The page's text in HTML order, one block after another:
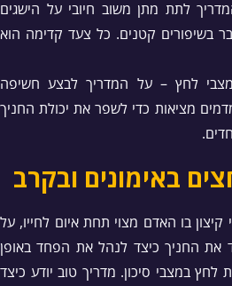
לתת מתן משוב חיובי על הישגים
בשיפורים קטנים. כל צעד קדימה הוא
לחץ – על המדריך לבצע חשיפה
מציאות כדי לשפר את יכולת החניך
באימונים ובקרב
בו האדם מצוי תחת איום לחייו, על
את החניך כיצד לנהל את הפחד באופן
במצבי סיכון. מדריך טוב יודע כיצד